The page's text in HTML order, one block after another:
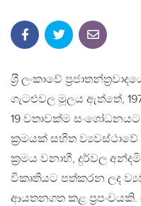
ශ‍්‍රී ලංකාවේ
ගැටළුවල මූලය ඇත්තේ,
19 වතාවක්ම
ක‍්‍රමයක් සහිත ව්‍යවස්ථාවේ
ක‍්‍රමය වනාහී, දුර්වල
විකෘතියට පත්කරන ලද
ආයතනගත කළ